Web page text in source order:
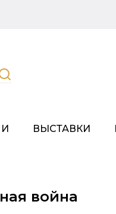
ВЫСТАВКИ
война